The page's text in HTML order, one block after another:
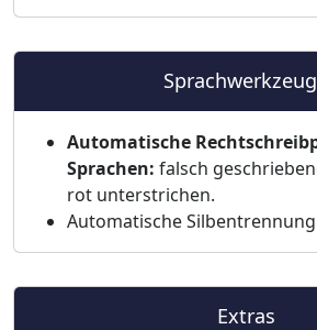
Automatische
Sprachen: falsch
rot unterstrichen.
Automatische
Extras